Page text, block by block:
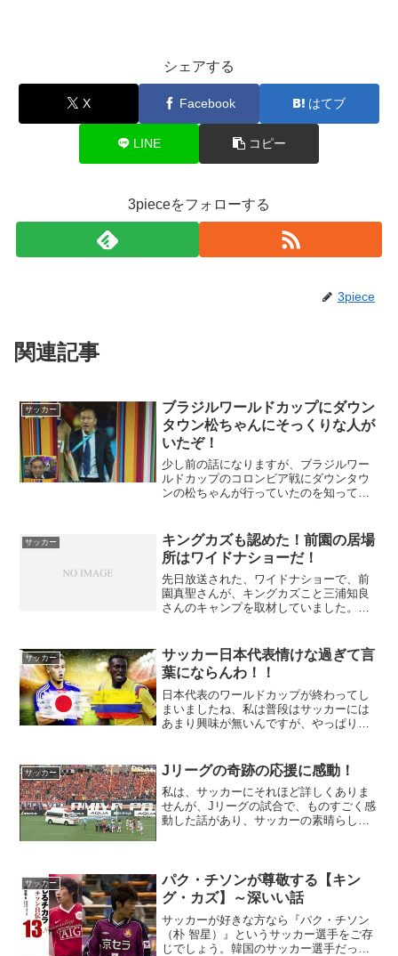
シェアする
X Facebook はてブ
LINE コピー
3pieceをフォローする
3piece
関連記事
サッカー
ブラジルワールドカップにダウン
タウン松ちゃんにそっくりな人が
いたぞ！
少し前の話になりますが、ブラジルワー
ルドカップのコロンビア戦にダウンタウ
ンの松ちゃんが行っていたのを知ってい
ツイッターでこの人が、ダウンタウンの
松ちゃんに似過ぎていると...
サッカー
キングカズも認めた！前園の居場
所はワイドナショーだ！
先日放送された、ワイドナショーで、前
園真聖さんが、キングカズこと三浦知良
さんのキャンプを取材していました。そ
引退の事について聞かれると「まだ夢の
途中ですから。夢の中で覚...
サッカー
サッカー日本代表情けな過ぎて言
葉にならんわ！！
日本代表のワールドカップが終わってし
まいましたね、私は普段はサッカーには
あまり興味が無いんですが、やっぱりワ
情けないの一言でしょー！
サッカー Jリーグの奇跡の応援に感動！
私は、サッカーにそれほど詳しくありま
せんが、Jリーグの試合で、ものすごく感
動した話があり、サッカーの素晴らしさ
ェ広島の一戦で、後...
サッカー
パク・チソンが尊敬する【キン
グ・カズ】～深いい話
サッカーが好きな方なら『パク・チソン
（朴 智星）』というサッカー選手をご存
じでしょう。韓国のサッカー選手だった